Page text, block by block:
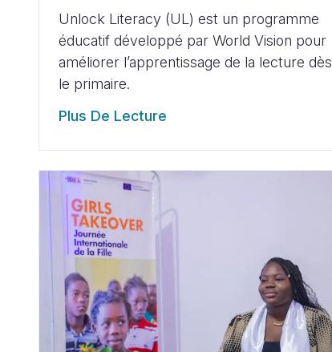
Unlock Literacy (UL) est un programme
éducatif développé par World Vision pour
améliorer l’apprentissage de la lecture dès
le primaire.
Plus De Lecture